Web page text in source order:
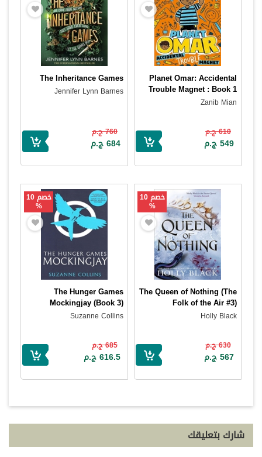
Planet Omar: Accidental
Trouble Magnet : Book 1
Zanib Mian
610 ج.م
549 ج.م
The Inheritance Games
Jennifer Lynn Barnes
760 ج.م
684 ج.م
خصم 10
%
The Queen of Nothing (The
Folk of the Air #3)
Holly Black
630 ج.م
567 ج.م
خصم 10
%
The Hunger Games
Mockingjay (Book 3)
Suzanne Collins
685 ج.م
616.5 ج.م
شارك بتعليقك